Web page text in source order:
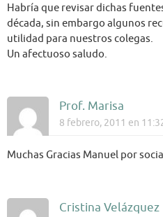
Habría que revisar dichas
década, sin embargo algunos
utilidad para nuestros colegas.
Un afectuoso saludo.
Prof. Marisa
8 febrero, 2011 en
Muchas Gracias Manuel por
Cristina Velázquez